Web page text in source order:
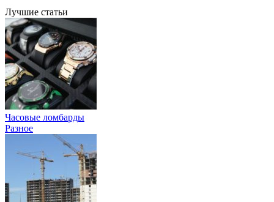
Лучшие статьи
Часовые ломбарды
Разное